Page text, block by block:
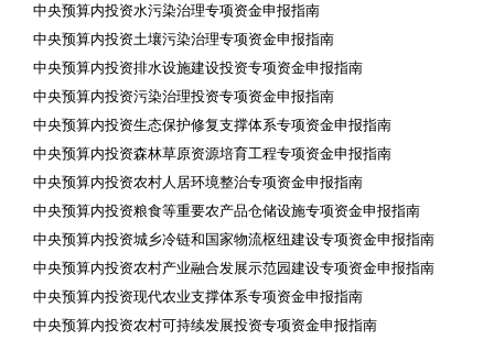
中央预算内投资水污染治理专项资金申报指南
中央预算内投资土壤污染治理专项资金申报指南
中央预算内投资排水设施建设投资专项资金申报指南
中央预算内投资污染治理投资专项资金申报指南
中央预算内投资生态保护修复支撑体系专项资金申报指南
中央预算内投资森林草原资源培育工程专项资金申报指南
中央预算内投资农村人居环境整治专项资金申报指南
中央预算内投资粮食等重要农产品仓储设施专项资金申报指南
中央预算内投资城乡冷链和国家物流枢纽建设专项资金申报指南
中央预算内投资农村产业融合发展示范园建设专项资金申报指南
中央预算内投资现代农业支撑体系专项资金申报指南
中央预算内投资农村可持续发展投资专项资金申报指南